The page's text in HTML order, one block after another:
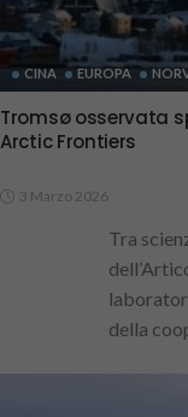
CINA EUROPA
Tromsø osservata
Arctic Frontiers
3 Marzo 2026
Tra
della